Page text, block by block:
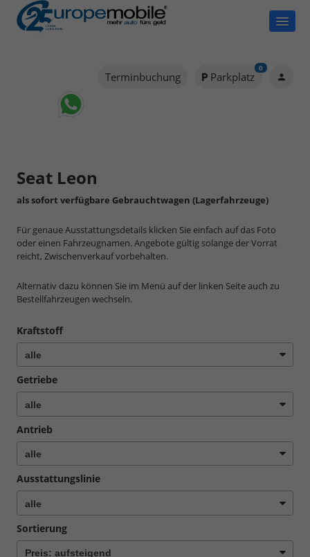
Terminbuchung Parkplatz
0
Seat Leon
als sofort verfügbare Gebrauchtwagen (Lagerfahrzeuge)
Für genaue Ausstattungsdetails klicken Sie einfach auf das Foto
oder einen Fahrzeugnamen. Angebote gültig solange der Vorrat
reicht, Zwischenverkauf vorbehalten.
Alternativ dazu können Sie im Menü auf der linken Seite auch zu
Bestellfahrzeugen wechseln.
Kraftstoff
Getriebe
Antrieb
Ausstattungslinie
Sortierung